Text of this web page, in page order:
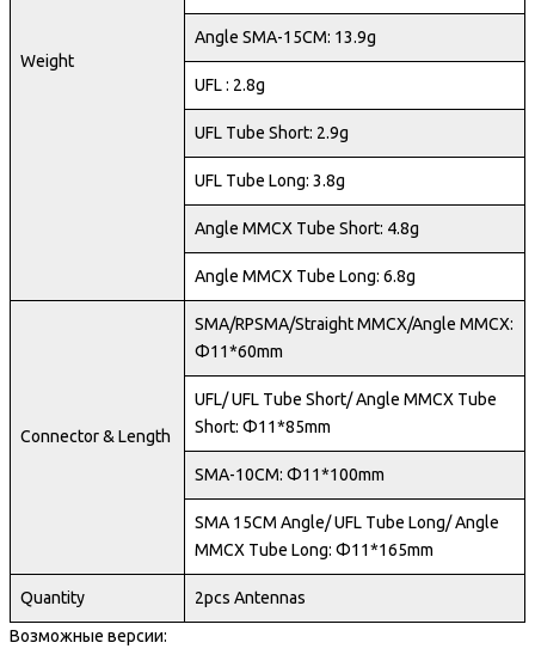
Weight
Angle SMA-15CM: 13.9g
UFL : 2.8g
UFL Tube Short: 2.9g
UFL Tube Long: 3.8g
Angle MMCX Tube Short: 4.8g
Angle MMCX Tube Long: 6.8g
Connector & Length
SMA/RPSMA/Straight MMCX/Angle MMCX:
Φ11*60mm
UFL/ UFL Tube Short/ Angle MMCX Tube
Short: Φ11*85mm
SMA-10CM: Φ11*100mm
SMA 15CM Angle/ UFL Tube Long/ Angle
MMCX Tube Long: Φ11*165mm
Quantity
2pcs Antennas
Возможные версии: